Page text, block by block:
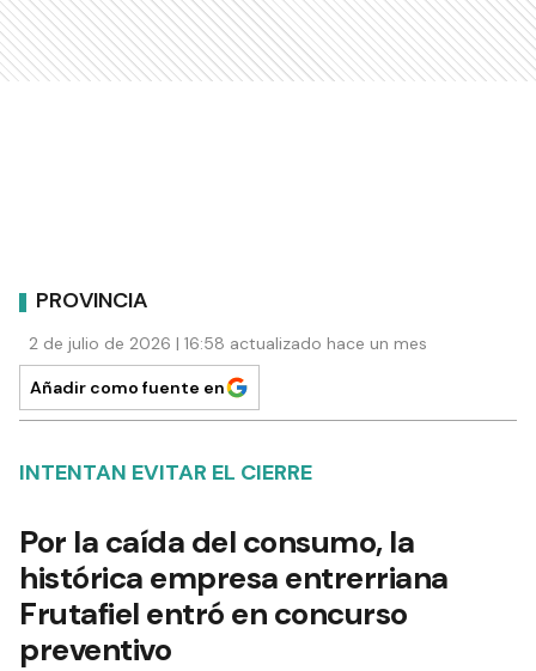
PROVINCIA
2 de julio de 2026 | 16:58 actualizado hace un mes
Añadir como fuente en
INTENTAN EVITAR EL CIERRE
Por la caída del consumo, la
histórica empresa entrerriana
Frutafiel entró en concurso
preventivo